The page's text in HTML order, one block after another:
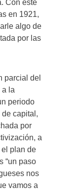
Con este
en 1921,
algo de
por las
parcial del
a la
periodo
capital,
por
a
plan de
“un paso
nos
vamos a